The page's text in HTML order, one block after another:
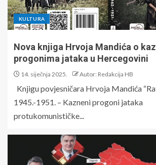
KULTURA
Nova knjiga Hrvoja Mandića o
progonima jataka u Hercegovini
14. siječnja 2025. Autor: Redakcija HB
Knjigu povjesničara Hrvoja Mandića
1945.-1951. – Kazneni progoni jataka
protukomunističke...